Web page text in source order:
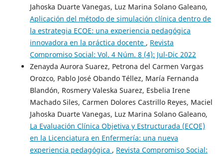
Jahoska Duarte Vanegas, Luz Marina Solano Galeano,
Aplicación del método de simulación clínica dentro de
la estrategia ECOE: una experiencia pedagógica
innovadora en la práctica docente , Revista
Compromiso Social: Vol. 4 Núm. 8 (4): Jul-Dic 2022
Zenayda Aurora Suarez, Petrona del Carmen Vargas
Orozco, Pablo José Obando Téllez, María Fernanda
Blandón, Rosmery Valeska Suarez, Esbelia Irene
Machado Siles, Carmen Dolores Castrillo Reyes, Maciel
Jahoska Duarte Vanegas, Luz Marina Solano Galeano,
La Evaluación Clínica Objetiva y Estructurada (ECOE)
en la Licenciatura en Enfermería: una nueva
experiencia pedagógica , Revista Compromiso Social: